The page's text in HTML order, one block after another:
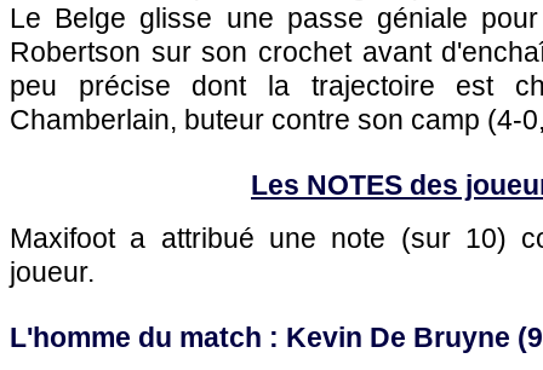
Le Belge glisse une passe géniale
Robertson sur son crochet avant
peu précise dont la trajectoire est
Chamberlain, buteur contre son camp (4-
Les NOTES des
Maxifoot a attribué une note (sur 10)
joueur.
L'homme du match : Kevin De Bruyne